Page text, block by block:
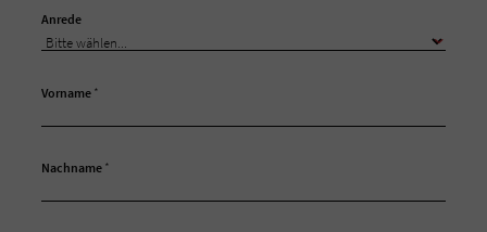
Anrede
Vorname *
Nachname *